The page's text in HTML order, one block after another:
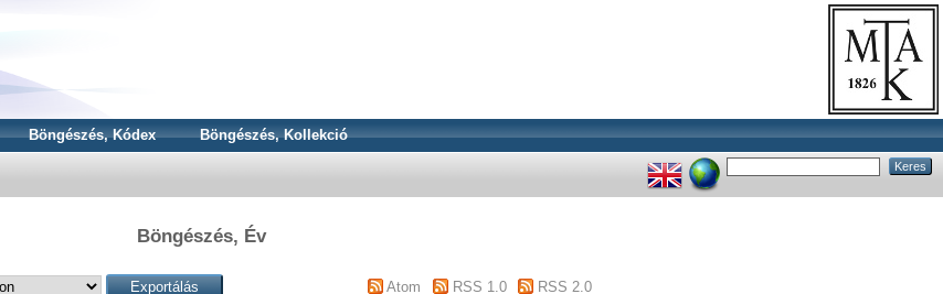
Böngészés, Kódex Böngészés, Kollekció
Böngészés, Év
Atom RSS 1.0 RSS 2.0